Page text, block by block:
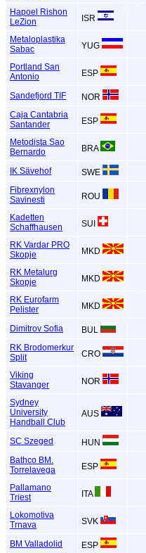
Hapoel Rishon
LeZion
ISR
Metaloplastika
Sabac
YUG
Portland San
Antonio
ESP
Sandefjord TIF NOR
Caja Cantabria
Santander
ESP
Metodista Sao
Bernardo
BRA
IK Sävehof SWE
Fibrexnylon
Savinesti
ROU
Kadetten
Schaffhausen
SUI
RK Vardar PRO
Skopje
MKD
RK Metalurg
Skopje
MKD
RK Eurofarm
Pelister
MKD
Dimitrov Sofia BUL
RK Brodomerkur
Split
CRO
Viking
Stavanger
NOR
Sydney
University
Handball Club
AUS
SC Szeged HUN
Bathco BM.
Torrelavega
ESP
Pallamano
Triest
ITA
Lokomotiva
Trnava
SVK
BM Valladolid ESP